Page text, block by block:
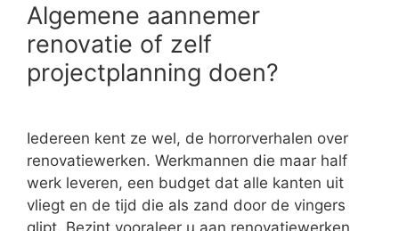
Algemene aannemer
renovatie of zelf
projectplanning doen?
Iedereen kent ze wel, de horrorverhalen over
renovatiewerken. Werkmannen die maar half
werk leveren, een budget dat alle kanten uit
vliegt en de tijd die als zand door de vingers